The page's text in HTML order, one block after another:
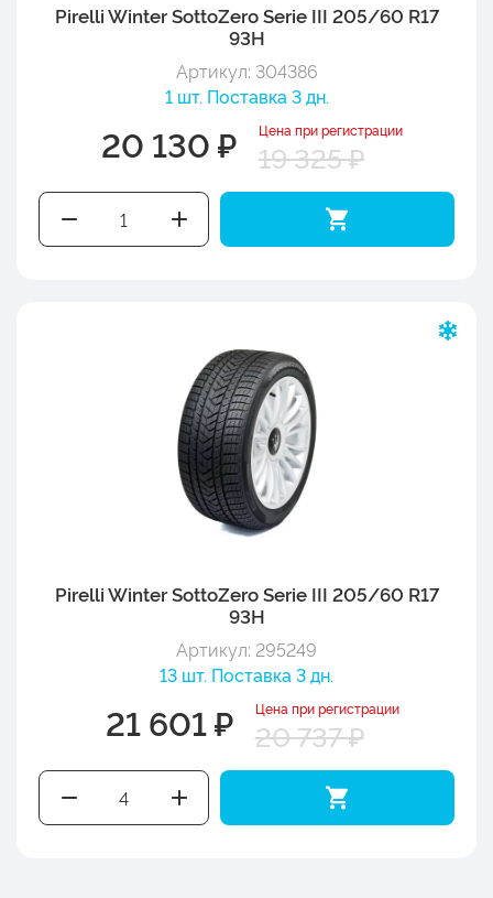
Pirelli Winter SottoZero Serie III 205/60 R17
93H
Артикул: 304386
1 шт. Поставка 3 дн.
20 130 ₽ Цена при регистрации
19 325 ₽
Pirelli Winter SottoZero Serie III 205/60 R17
93H
Артикул: 295249
13 шт. Поставка 3 дн.
21 601 ₽ Цена при регистрации
20 737 ₽